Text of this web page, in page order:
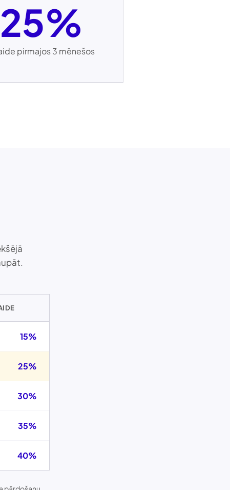
25%
pirmajos 3 mēnešos
15%
25%
30%
35%
40%